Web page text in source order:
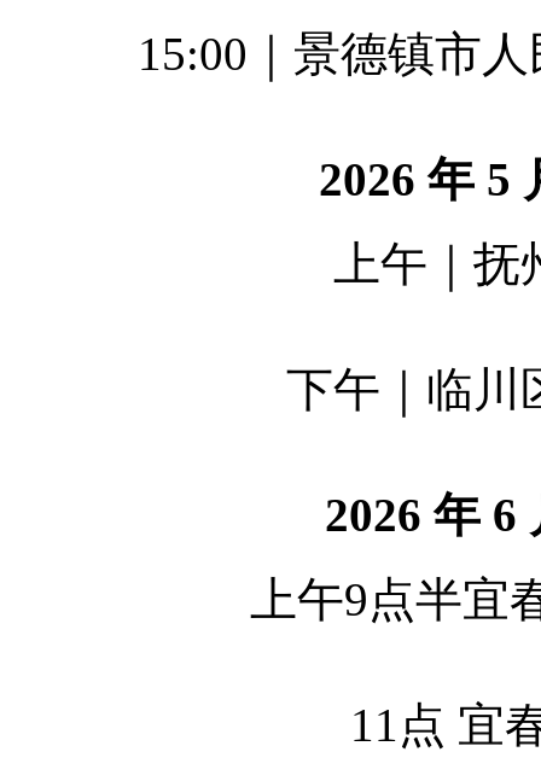
15:00｜景德镇市
2026 年 5
上午｜
下午｜临川
2026 年 6
上午9点半
11点 宜